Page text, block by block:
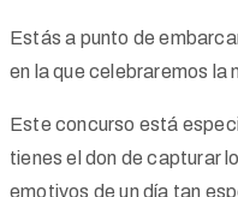
Estás a punto de
en la que celebraremos la
Este concurso está
tienes el don de capturar
emotivos de un día tan